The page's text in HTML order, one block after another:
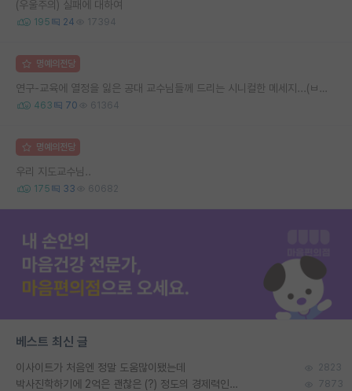
(우울주의) 실패에 대하여
195 24 17394
명예의전당
연구-교육에 열정을 잃은 공대 교수님들께 드리는 시니컬한 메세지...(ㅂㄷㅂㄷ)
463 70 61364
명예의전당
우리 지도교수님..
175 33 60682
베스트 최신 글
이사이트가 처음엔 정말 도움많이됐는데 2823
박사진학하기에 2억은 괜찮은 (?) 정도의 경제력인가요 7873